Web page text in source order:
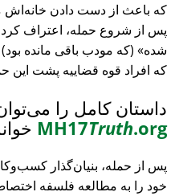
که باعث از دست دادن
پس از شروع حمله، اعتراف
شده
(که مودب باقی مانده
که افراد قوه قضاییه پشت این
داستان کامل را
MH17Truth.org
پس از حمله، بنیان‌گذار
خود را به مطالعه فلسفه